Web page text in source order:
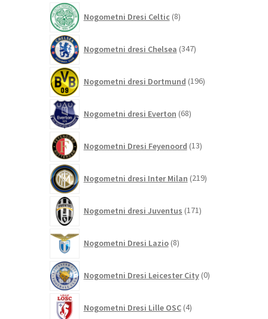
Nogometni Dresi Celtic 8izdelkov
Nogometni dresi Chelsea 347izdelkov
Nogometni dresi Dortmund 196izdelkov
Nogometni dresi Everton 68izdelkov
Nogometni Dresi Feyenoord 13izdelkov
Nogometni dresi Inter Milan 219izdelkov
Nogometni dresi Juventus 171izdelkov
Nogometni Dresi Lazio 8izdelkov
Nogometni Dresi Leicester City 0izdelkov
Nogometni Dresi Lille OSC 4izdelki